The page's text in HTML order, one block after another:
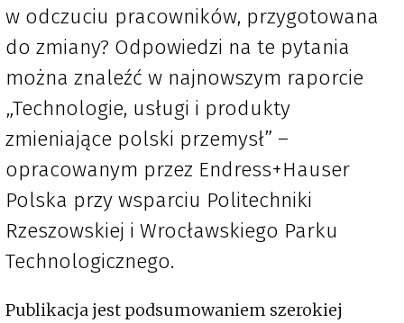
w odczuciu pracowników, przygotowana
do zmiany? Odpowiedzi na te pytania
można znaleźć w najnowszym raporcie
„Technologie, usługi i produkty
zmieniające polski przemysł” –
opracowanym przez Endress+Hauser
Polska przy wsparciu Politechniki
Rzeszowskiej i Wrocławskiego Parku
Technologicznego.
Publikacja jest podsumowaniem szerokiej